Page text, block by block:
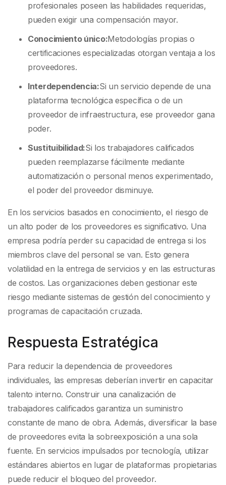
profesionales poseen las habilidades requeridas,
pueden exigir una compensación mayor.
Conocimiento único:Metodologías propias o
certificaciones especializadas otorgan ventaja a los
proveedores.
Interdependencia:Si un servicio depende de una
plataforma tecnológica específica o de un
proveedor de infraestructura, ese proveedor gana
poder.
Sustituibilidad:Si los trabajadores calificados
pueden reemplazarse fácilmente mediante
automatización o personal menos experimentado,
el poder del proveedor disminuye.
En los servicios basados en conocimiento, el riesgo de
un alto poder de los proveedores es significativo. Una
empresa podría perder su capacidad de entrega si los
miembros clave del personal se van. Esto genera
volatilidad en la entrega de servicios y en las estructuras
de costos. Las organizaciones deben gestionar este
riesgo mediante sistemas de gestión del conocimiento y
programas de capacitación cruzada.
Respuesta Estratégica
Para reducir la dependencia de proveedores
individuales, las empresas deberían invertir en capacitar
talento interno. Construir una canalización de
trabajadores calificados garantiza un suministro
constante de mano de obra. Además, diversificar la base
de proveedores evita la sobreexposición a una sola
fuente. En servicios impulsados por tecnología, utilizar
estándares abiertos en lugar de plataformas propietarias
puede reducir el bloqueo del proveedor.